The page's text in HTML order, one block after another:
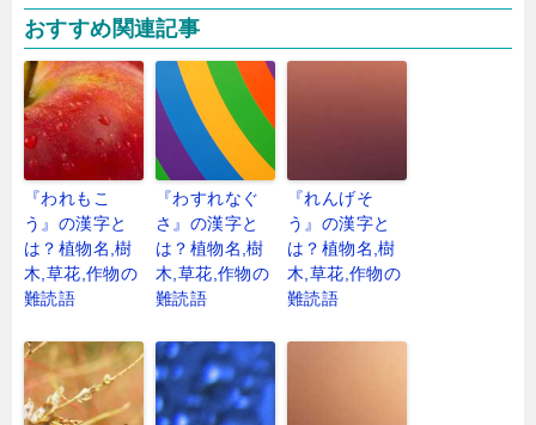
おすすめ関連記事
『われもこ
う』の漢字と
は？植物名,樹
木,草花,作物の
難読語
『わすれなぐ
さ』の漢字と
は？植物名,樹
木,草花,作物の
難読語
『れんげそ
う』の漢字と
は？植物名,樹
木,草花,作物の
難読語